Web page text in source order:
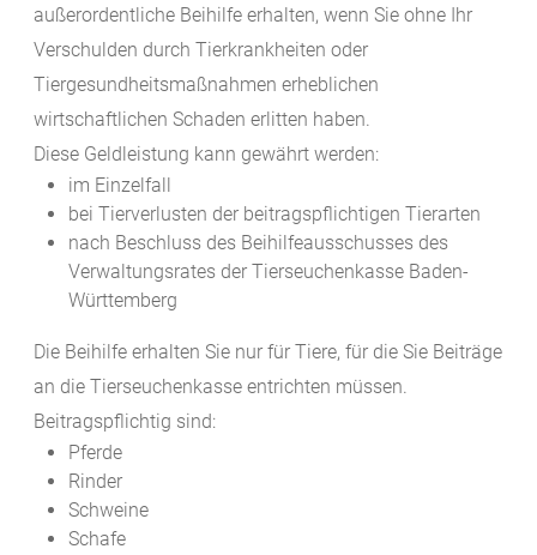
außerordentliche Beihilfe erhalten, wenn Sie ohne Ihr
Verschulden durch Tierkrankheiten oder
Tiergesundheitsmaßnahmen erheblichen
wirtschaftlichen Schaden erlitten haben.
Diese Geldleistung kann gewährt werden:
im Einzelfall
bei Tierverlusten der beitragspflichtigen Tierarten
nach Beschluss des Beihilfeausschusses des
Verwaltungsrates der Tierseuchenkasse Baden-
Württemberg
Die Beihilfe erhalten Sie nur für Tiere, für die Sie Beiträge
an die Tierseuchenkasse entrichten müssen.
Beitragspflichtig sind:
Pferde
Rinder
Schweine
Schafe